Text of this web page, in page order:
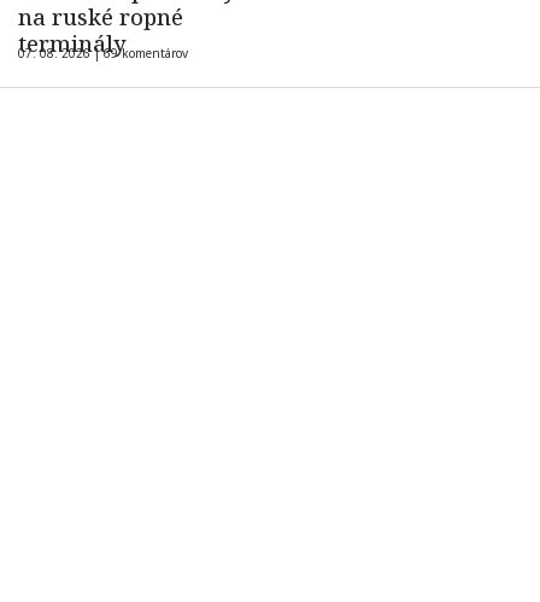
na ruské ropné
terminály
07. 08. 2026 |69 komentárov